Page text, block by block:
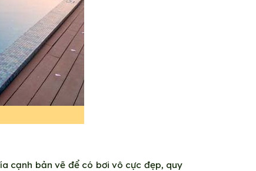
cạnh bản vẽ để có bơi vô cực đẹp, quy